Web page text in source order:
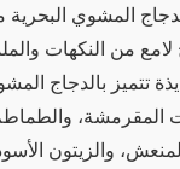
المشوي البحرية
لامع من النكهات
تتميز بالدجاج
المقرمشة،
والزيتون الأسود